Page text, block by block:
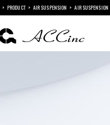
PRODUCT AIR SUSPENSION AIR SUSPENSION